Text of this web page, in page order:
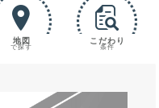
地図
で探す
こだわり
条件